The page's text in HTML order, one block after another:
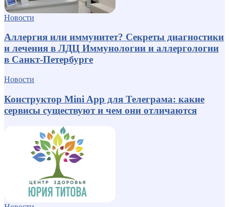
Новости
Аллергия или иммунитет? Секреты диагностики
и лечения в ЛДЦ Иммунологии и аллергологии
в Санкт-Петербурге
Новости
Конструктор Mini App для Телеграма: какие
сервисы существуют и чем они отличаются